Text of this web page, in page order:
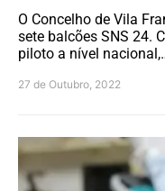
O Concelho de Vila
sete balcões SNS 24.
piloto a nível
27 de Outubro, 2022